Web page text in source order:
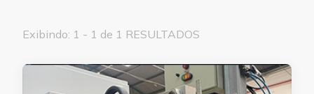
Exibindo: 1 - 1 de 1 RESULTADOS